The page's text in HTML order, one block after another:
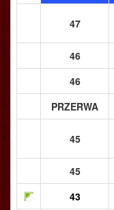
47
46
46
PRZERWA
45
45
43